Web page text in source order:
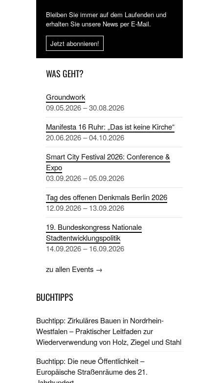
Bleiben Sie immer auf dem Laufenden und
erhalten Sie unsere News per E-Mail.
Jetzt abonnieren!
WAS GEHT?
Groundwork
09.05.2026 – 30.08.2026
Manifesta 16 Ruhr: „Das ist keine Kirche“
20.06.2026 – 04.10.2026
Smart City Festival 2026: Conference &
Expo
03.09.2026 – 05.09.2026
Tag des offenen Denkmals Berlin 2026
12.09.2026 – 13.09.2026
19. Bundeskongress Nationale
Stadtentwicklungspolitik
14.09.2026 – 16.09.2026
zu allen Events →
BUCHTIPPS
Buchtipp: Zirkuläres Bauen in Nordrhein-
Westfalen – Praktischer Leitfaden zur
Wiederverwendung von Holz, Ziegel und Stahl
Buchtipp: Die neue Öffentlichkeit –
Europäische Straßenräume des 21.